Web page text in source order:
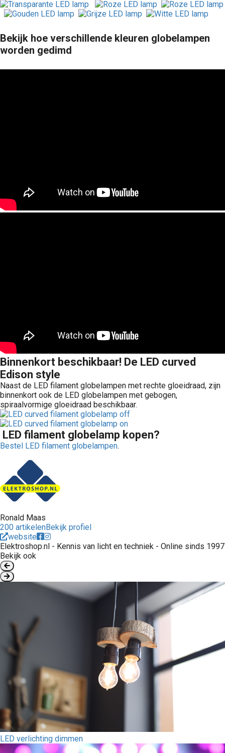
Bekijk hoe verschillende kleuren globelampen
worden gedimd
Binnenkort beschikbaar! De LED curved
Edison style
Naast de LED filament globelampen met rechte gloeidraad, zijn
binnenkort ook de LED globelampen met gebogen,
spiraalvormige gloeidraad beschikbaar.
LED filament globelamp kopen?
Bestel LED filament globelampen.
Ronald Maas
200 artikelenBekijk profiel
website
Elektroshop.nl - Kennis van licht en techniek - Online sinds 1997
Bekijk ook
LED verlichting dimmen